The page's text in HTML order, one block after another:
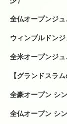
全仏オープンジ
ウィンブルドン
全米オープンジ
【グランドスラム
全豪オープン シ
全仏オープン シ
バドミント
工賃色々
駐車場への